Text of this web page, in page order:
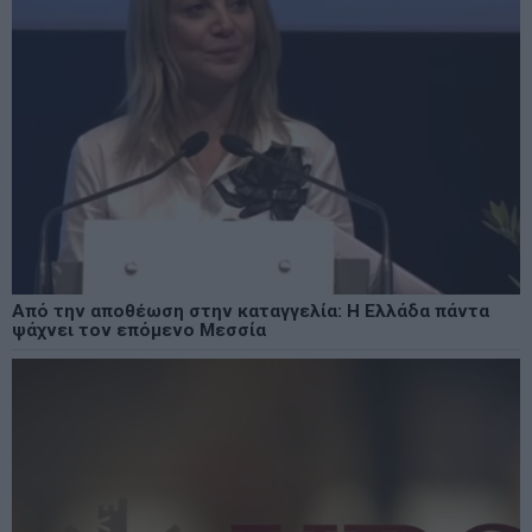
Από την αποθέωση στην καταγγελία: Η Ελλάδα πάντα
ψάχνει τον επόμενο Μεσσία